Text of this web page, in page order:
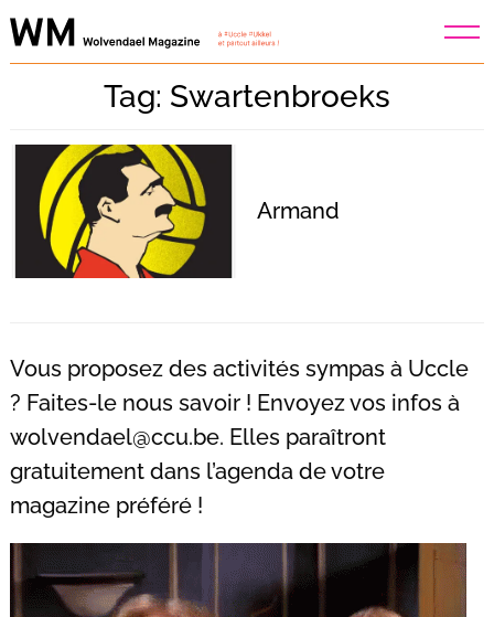
Skip
to
Tag: Swartenbroeks
Armand
Vous proposez des activités sympas à Uccle
? Faites-le nous savoir ! Envoyez vos infos à
wolvendael@ccu.be. Elles paraîtront
gratuitement dans l’agenda de votre
magazine préféré !
Recherche
pour
: